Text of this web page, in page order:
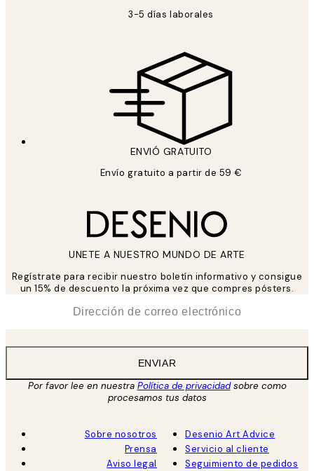
3-5 días laborales
ENVIÓ GRATUITO
Envío gratuito a partir de 59 €
UNETE A NUESTRO MUNDO DE ARTE
Regístrate para recibir nuestro boletín informativo y consigue
un 15% de descuento la próxima vez que compres pósters.
ENVIAR
Por favor lee en nuestra Política de privacidadsobre como
procesamos tus datos
Sobre nosotros
Prensa
Aviso legal
Desenio Art Advice
Servicio al cliente
Seguimiento de pedidos